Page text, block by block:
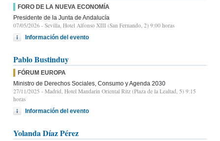
FORO DE LA NUEVA ECONOMÍA
Presidente de la Junta de Andalucía
07/05/2026 - Sevilla, Hotel Alfonso XIII (San Fernando, 2) 9:00 horas
Información del evento
Pablo Bustinduy
FÓRUM EUROPA
Ministro de Derechos Sociales, Consumo y Agenda 2030
27/11/2025 - Madrid, Hotel Mandarin Oriental Ritz (Plaza de la Lealtad, 5) 9:15
horas
Información del evento
Yolanda Díaz Pérez